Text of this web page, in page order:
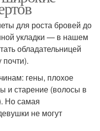
для роста бровей до
укладки — в нашем
обладательницей
гены, плохое
и старение (волосы в
Но самая
не могут